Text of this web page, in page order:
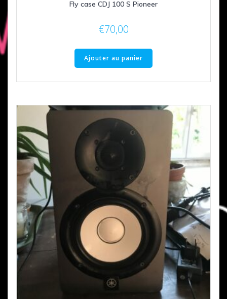
Fly case CDJ 100 S Pioneer
€70,00
Ajouter au panier